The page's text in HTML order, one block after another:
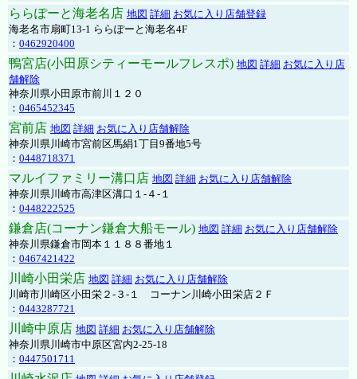
ららぽーと海老名店 地図 詳細 お気に入り店舗登録
海老名市扇町13-1 ららぽーと海老名4F
： 0462920400
鴨宮店(小田原シティーモールフレスポ) 地図 詳細 お気に入り店
舗解除
神奈川県小田原市前川１２０
： 0465452345
宮前店 地図 詳細 お気に入り店舗解除
神奈川県川崎市宮前区馬絹1丁目9番地5号
： 0448718371
マルイファミリー溝口店 地図 詳細 お気に入り店舗解除
神奈川県川崎市高津区溝口１-４-１
： 0448222525
鎌倉店(コーナン鎌倉大船モール) 地図 詳細 お気に入り店舗解除
神奈川県鎌倉市岡本１１８８番地１
： 0467421422
川崎小田栄店 地図 詳細 お気に入り店舗解除
川崎市川崎区小田栄２‐３‐１ コーナン川崎小田栄店２Ｆ
： 0443287721
川崎中原店 地図 詳細 お気に入り店舗解除
神奈川県川崎市中原区宮内2-25-18
： 0447501711